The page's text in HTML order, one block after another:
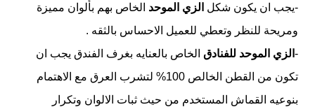
-يجب ان يكون شكل الزي الموحد الخاص بهم بألوان مميزة
ومريحة للنظر وتعطي للعميل الاحساس بالثقه .
- الزي الموحد للفنادق الخاص بالعنايه بغرف الفندق يجب ان
تكون من القطن الخالص 100% لتشرب العرق مع الاهتمام
بنوعيه القماش المستخدم من حيث ثبات الالوان وتكرار